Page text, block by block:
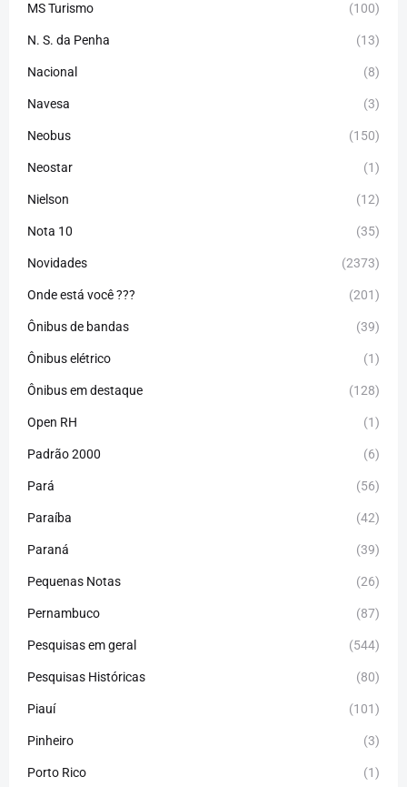
MS Turismo (100)
N. S. da Penha (13)
Nacional (8)
Navesa (3)
Neobus (150)
Neostar (1)
Nielson (12)
Nota 10 (35)
Novidades (2373)
Onde está você ??? (201)
Ônibus de bandas (39)
Ônibus elétrico (1)
Ônibus em destaque (128)
Open RH (1)
Padrão 2000 (6)
Pará (56)
Paraíba (42)
Paraná (39)
Pequenas Notas (26)
Pernambuco (87)
Pesquisas em geral (544)
Pesquisas Históricas (80)
Piauí (101)
Pinheiro (3)
Porto Rico (1)